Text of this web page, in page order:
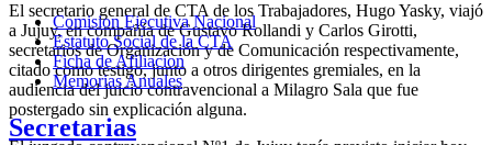
El secretario general de CTA de los Trabajadores, Hugo Yasky, viajó
a Jujuy, en compañía de Gustavo Rollandi y Carlos Girotti,
secretarios de Organización y de Comunicación respectivamente,
citado como testigo, junto a otros dirigentes gremiales, en la
audiencia del juicio contravencional a Milagro Sala que fue
postergado sin explicación alguna.
Comision Ejecutiva Nacional
Estatuto Social de la CTA
Ficha de Afiliacion
Memorias Anuales
Secretarias